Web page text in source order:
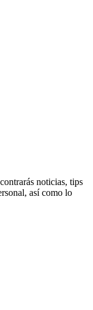
noticias, tips
así como lo